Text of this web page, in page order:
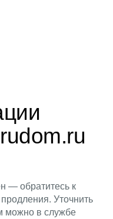
— обратитесь к
Уточнить
можно в службе